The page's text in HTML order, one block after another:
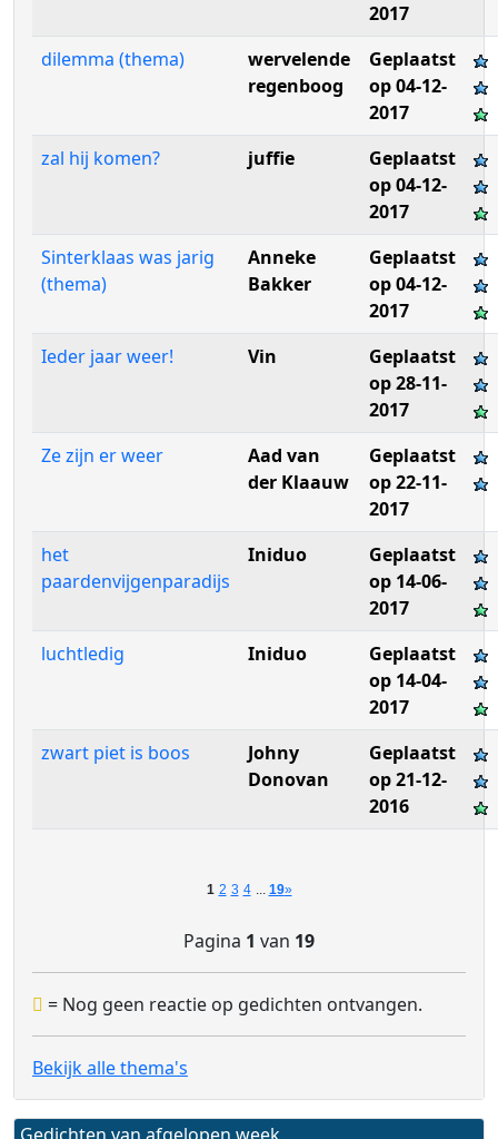
2017
dilemma (thema)
wervelende
regenboog
Geplaatst
op 04-12-
2017
zal hij komen?
juffie
Geplaatst
op 04-12-
2017
Sinterklaas was jarig
(thema)
Anneke
Bakker
Geplaatst
op 04-12-
2017
Ieder jaar weer!
Vin
Geplaatst
op 28-11-
2017
Ze zijn er weer
Aad van
der Klaauw
Geplaatst
op 22-11-
2017
het
paardenvijgenparadijs
Iniduo
Geplaatst
op 14-06-
2017
luchtledig
Iniduo
Geplaatst
op 14-04-
2017
zwart piet is boos
Johny
Donovan
Geplaatst
op 21-12-
2016
1 2 3 4 ... 19»
Pagina 1 van 19
= Nog geen reactie op gedichten ontvangen.
Bekijk alle thema's